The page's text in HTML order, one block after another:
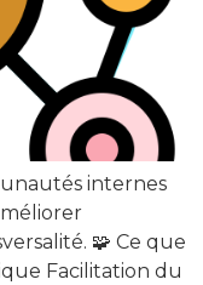
internes
🧩 Ce que
Facilitation du